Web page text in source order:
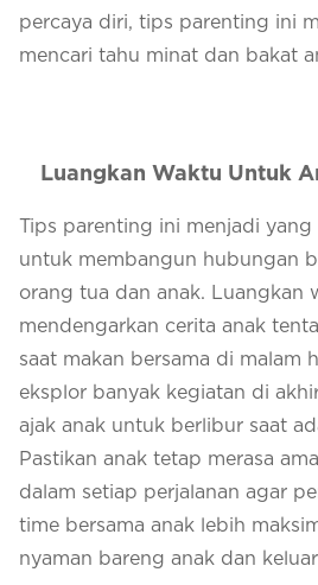
percaya diri, tips parenting ini
mencari tahu minat dan bakat
Luangkan Waktu Untuk
Tips parenting ini menjadi
untuk membangun hubungan
orang tua dan anak. Luangkan
mendengarkan cerita anak
saat makan bersama di malam
eksplor banyak kegiatan di
ajak anak untuk berlibur saat
Pastikan anak tetap merasa
dalam setiap perjalanan agar
time bersama anak lebih
nyaman bareng anak dan